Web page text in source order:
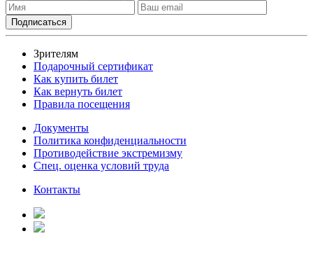
Зрителям
Подарочный сертификат
Как купить билет
Как вернуть билет
Правила посещения
Документы
Политика конфиденциальности
Противодействие экстремизму
Спец. оценка условий труда
Контакты